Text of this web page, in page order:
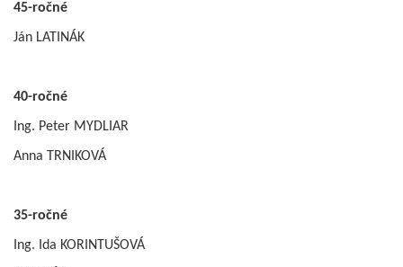
45-ročné
Ján LATINÁK
40-ročné
Ing. Peter MYDLIAR
Anna TRNIKOVÁ
35-ročné
Ing. Ida KORINTUŠOVÁ